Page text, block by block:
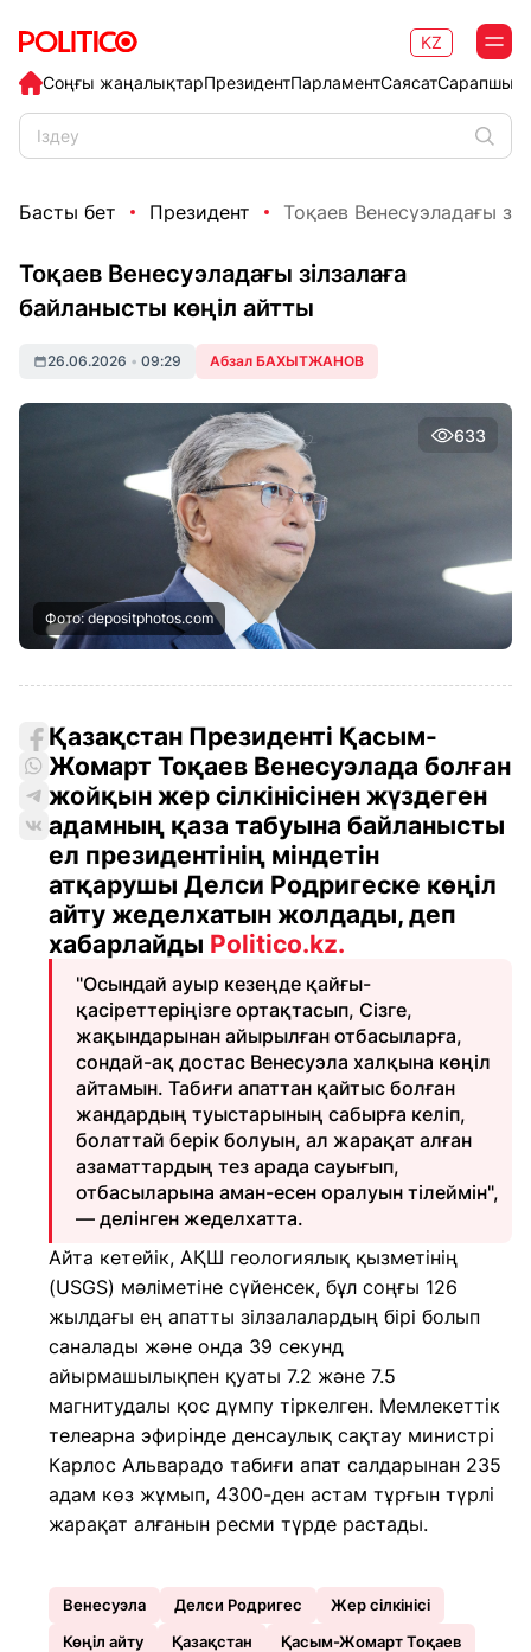
Соңғы жаңалықтарПрезидентПарламентСаясат
KZ
Басты бет Президент Тоқаев Венесуэладағы
Тоқаев Венесуэладағы зілзалаға
байланысты көңіл айтты
26.06.2026 • 09:29 Абзал БАХЫТЖАНОВ
633
Фото: depositphotos.com
Қазақстан Президенті Қасым-
Жомарт Тоқаев Венесуэлада болған
жойқын жер сілкінісінен жүздеген
адамның қаза табуына байланысты
ел президентінің міндетін
атқарушы Делси Родригеске көңіл
айту жеделхатын жолдады, деп
хабарлайды Politico.kz.
"Осындай ауыр кезеңде қайғы-
қасіреттеріңізге ортақтасып, Сізге,
жақындарынан айырылған отбасыларға,
сондай-ақ достас Венесуэла халқына көңіл
айтамын. Табиғи апаттан қайтыс болған
жандардың туыстарының сабырға келіп,
болаттай берік болуын, ал жарақат алған
азаматтардың тез арада сауығып,
отбасыларына аман-есен оралуын тілеймін",
— делінген жеделхатта.
Айта кетейік, АҚШ геологиялық қызметінің
(USGS) мәліметіне сүйенсек, бұл соңғы 126
жылдағы ең апатты зілзалалардың бірі болып
саналады және онда 39 секунд
айырмашылықпен қуаты 7.2 және 7.5
магнитудалы қос дүмпу тіркелген. Мемлекеттік
телеарна эфирінде денсаулық сақтау министрі
Карлос Альварадо табиғи апат салдарынан 235
адам көз жұмып, 4300-ден астам тұрғын түрлі
жарақат алғанын ресми түрде растады.
Венесуэла Делси Родригес
Жер сілкінісі
Көңіл айту
Қазақстан Қасым-Жомарт Тоқаев